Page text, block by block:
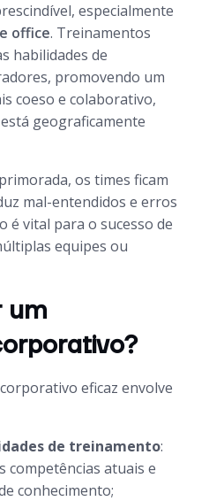
especialmente
office. Treinamentos
habilidades de
promovendo um
coeso e colaborativo,
geograficamente
os times ficam
mal-entendidos e erros
é vital para o sucesso de
equipes ou
um
eficaz envolve
de treinamento:
competências atuais e
conhecimento;